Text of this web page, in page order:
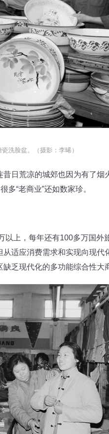
洗脸盆。（摄影：李晞）
荒凉的城郊也因为有了烟
多“老商业”还如数家珍。
上，每年还有100多万国外
适应消费需求和实现向现代
乏现代化的多功能综合性大